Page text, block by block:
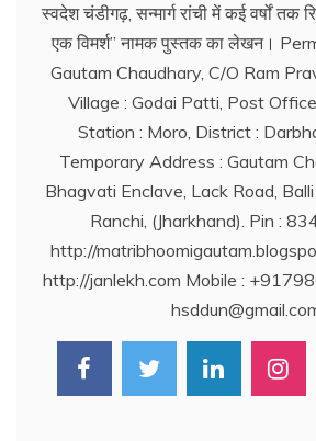
स्वदेश चंडीगढ़, सन्मार्ग रांची में कई वर्षों तक
एक विमर्श’’ नामक पुस्तक का लेखन।
Gautam Chaudhary, C/O Ram
Village : Godai Patti, Post
Station : Moro, District :
Temporary Address : Gautam
Bhagvati Enclave, Lack Road,
Ranchi, (Jharkhand). Pin :
http://
http://janlekh.com Mobile :